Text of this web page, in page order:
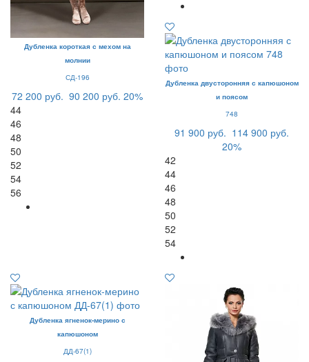
Дубленка короткая с мехом на
молнии
СД-196
72 200 руб. 90 200 руб. 20%
44
46
48
50
52
54
56
Дубленка двусторонняя с капюшоном
и поясом
748
91 900 руб. 114 900 руб.
20%
42
44
46
48
50
52
54
Дубленка ягненок-мерино с
капюшоном
ДД-67(1)